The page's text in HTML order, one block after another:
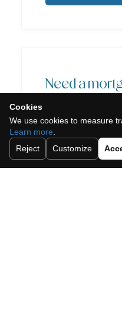
Need a
Get mortgage
your viewing.
Cookies
We use cookies to measure
Learn more
Reject
Customize